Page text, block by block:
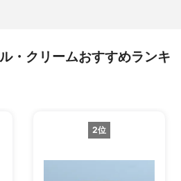
・クリームおすすめランキ
2位